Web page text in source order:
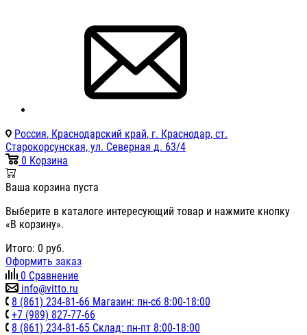
Россия, Краснодарский край, г. Краснодар, ст.
Старокорсунская, ул. Северная д. 63/4
0 Корзина
Ваша корзина пуста
Выберите в каталоге интересующий товар и нажмите кнопку
«В корзину».
Итого: 0 руб.
Оформить заказ
0 Сравнение
info@vitto.ru
8 (861) 234-81-66 Магазин: пн-сб 8:00-18:00
+7 (989) 827-77-66
8 (861) 234-81-65 Склад: пн-пт 8:00-18:00